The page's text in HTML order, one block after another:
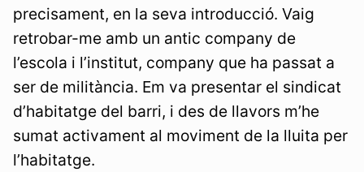
precisament, en la seva introducció. Vaig
retrobar-me amb un antic company de
l’escola i l’institut, company que ha passat a
ser de militància. Em va presentar el sindicat
d’habitatge del barri, i des de llavors m’he
sumat activament al moviment de la lluita per
l’habitatge.